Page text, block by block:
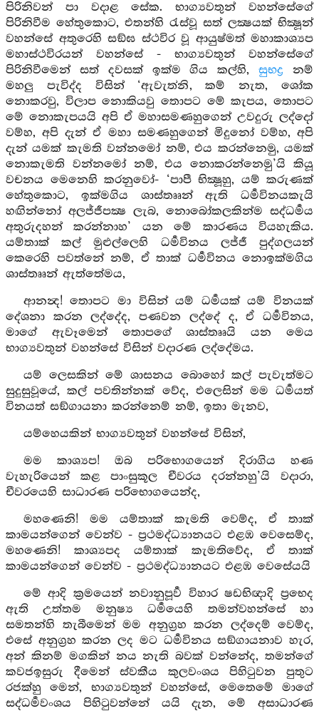
පිරිනිවන් පා වදාළ සේක. භාග්‍යවතුන් වහන්සේගේ
පිරිනිවීම හේතුකොට, එතන්හි රැස්වූ සත් ලක්‍ෂයක් භික්‍ෂූන්
වහන්සේ අතුරෙහි සඞ්ඝ ස්ථවිර වූ ආයුෂ්මත් මහාකාශ්‍යප
මහාස්ථවිරයන් වහන්සේ - භාග්‍යවතුන් වහන්සේගේ
පිරිනිවීමෙන් සත් දවසක් ඉක්ම ගිය කල්හි,සුභද්‍රනම්
මහලු පැවිද්ද විසින් ‘ඇවැත්නි, කම් නැත, ශෝක
නොකරවු, විලාප නොකියවු තොපට මේ කැපය, තොපට
මේ නොකැපයයි අපි ඒ මහාසමණහුගෙන් උවදුරු ලද්දෝ
වම්හ, අපි දැන් ඒ මහා සමණහුගෙන් මිදුනෝ වම්හ, අපි
දැන් යමක් කැමති වන්නමෝ නම්, එය කරන්නෙමු, යමක්
නොකැමති වන්නමෝ නම්, එය නොකරන්නෙමු’යි කියූ
වචනය මෙනෙහි කරනුවෝ- ‘පාපී භික්‍ෂූහු, යම් කරුණක්
හේතුකොට, ඉක්මගිය ශාස්තෲන් ඇති ධර්‍මවිනයකැයි
හඟින්නෝ අලජ්ජීපක්‍ෂ ලැබ, නොබෝකලකින්ම සද්ධර්‍මය
අතුරුදහන් කරන්නාහ’ යන මේ කාරණය වියහැකිය.
යම්තාක් කල් මුළුල්ලෙහි ධර්‍මවිනය ලජ්ජී පුද්ගලයන්
කෙරෙහි පවත්නේ නම්, ඒ තාක් ධර්‍මවිනය නොඉක්මගිය
ශාස්තෲන් ඇත්තේමය,
ආනන්‍ද! තොපට මා විසින් යම් ධර්‍මයක් යම් විනයක්
දේශනා කරන ලද්දේද, පණවන ලද්දේ ද, ඒ ධර්‍මවිනය,
මාගේ ඇවෑමෙන් තොපගේ ශාස්තෲයි යන මෙය
භාග්‍යවතුන් වහන්සේ විසින් වදාරණ ලද්දේමය.
යම් ලෙසකින් මේ ශාසනය බොහෝ කල් පැවැත්මට
සුදුසුවූයේ, කල් පවතින්නක් වේද, එලෙසින් මම ධර්‍මයත්
විනයත් සඞ්ගායනා කරන්නෙම් නම්, ඉතා මැනව,
යම්හෙයකින් භාග්‍යවතුන් වහන්සේ විසින්,
මම කාශ්‍යප! ඔබ පරිභොගයෙන් දිරාගිය හණ
වැහැරියෙන් කළ පාංසුකූල චීවරය දරන්නහු’යි වදාරා,
චීවරයෙහි සාධාරණ පරිභොගයෙන්ද,
මහණෙනි! මම යම්තාක් කැමති වෙම්ද, ඒ තාක්
කාමයන්ගෙන් වෙන්ව - ප්‍රථමද්ධ්‍යානයට එළඹ වෙසෙම්ද,
මහණෙනි! කාශ්‍යපද යම්තාක් කැමතිවේද, ඒ තාක්
කාමයන්ගෙන් වෙන්ව - ප්‍රථමද්ධ්‍යානයට එළඹ වෙසේයයි
මේ ආදි ක්‍රමයෙන් නවානුපූර්‍ව විහාර ෂඩභිඥාදි ප්‍රභෙද
ඇති උත්තම මනුෂ්‍ය ධර්‍මයෙහි තමන්වහන්සේ හා
සමතන්හි තැබීමෙන් මම අනුග්‍රහ කරන ලද්දෙම් වෙම්ද,
එසේ අනුග්‍රහ කරන ලද මට ධර්‍මවිනය සඞ්ගායනාව හැර,
අන් කිනම් මගකින් නය නැති බවක් වන්නේද, තමන්ගේ
කවජඉසුරු දීමෙන් ස්වකීය කුලවංශය පිහිටුවන පුතුට
රජක්හු මෙන්, භාග්‍යවතුන් වහන්සේ, මෙතෙමේ මාගේ
සද්ධර්‍මවංශය පිහිටුවන්නේ යයි දැන, මේ අසාධාරණ